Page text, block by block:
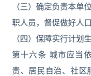
（三）确定负责本单
职人员，督促做好人
（四）保障实行计划
第十六条 城市应当
责、居民自治、社区